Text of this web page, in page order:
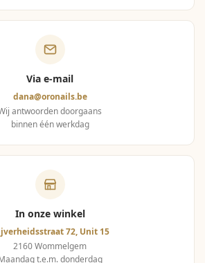
Via e-mail
dana@oronails.be
antwoorden doorgaans
binnen één werkdag
In onze winkel
72, Unit 15
2160 Wommelgem
t.e.m. donderdag